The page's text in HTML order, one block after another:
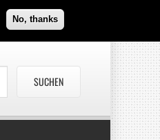
No, thanks